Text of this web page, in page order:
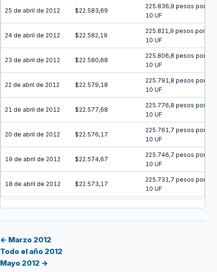
25 de abril de 2012 $22.583,69
225.836,9 pesos por
10 UF
24 de abril de 2012 $22.582,19
225.821,9 pesos por
10 UF
23 de abril de 2012 $22.580,68
225.806,8 pesos por
10 UF
22 de abril de 2012 $22.579,18
225.791,8 pesos por
10 UF
21 de abril de 2012 $22.577,68
225.776,8 pesos por
10 UF
20 de abril de 2012 $22.576,17
225.761,7 pesos por
10 UF
19 de abril de 2012 $22.574,67
225.746,7 pesos por
10 UF
18 de abril de 2012 $22.573,17
225.731,7 pesos por
10 UF
17 de abril de 2012 $22.571,66
← Marzo 2012
Todo el año 2012
Mayo 2012 →